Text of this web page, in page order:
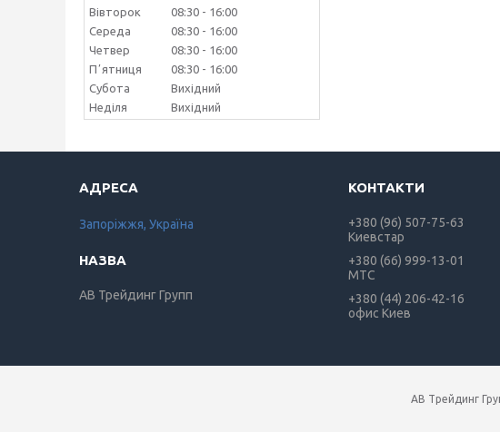
Вівторок
08:30
16:00
Середа
08:30
16:00
Четвер
08:30
16:00
Пʼятниця
08:30
16:00
Субота
Вихідний
Неділя
Вихідний
Запоріжжя, Україна
АВ Трейдинг Групп
+380 (96) 507-75-63
Киевстар
+380 (66) 999-13-01
МТС
+380 (44) 206-42-16
офис Киев